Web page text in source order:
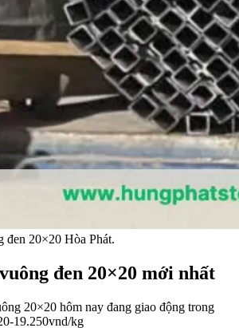
đen 20×20 Hòa Phát.
đen 20×20 mới nhất
20×20 hôm nay đang giao động trong
19.250vnd/kg